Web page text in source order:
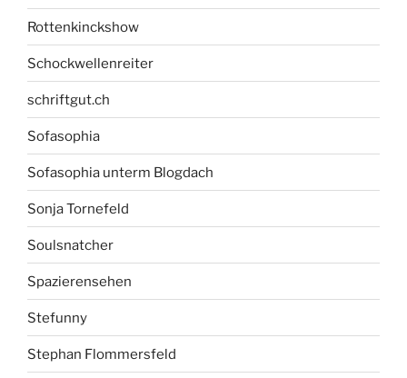
Rottenkinckshow
Schockwellenreiter
schriftgut.ch
Sofasophia
Sofasophia unterm Blogdach
Sonja Tornefeld
Soulsnatcher
Spazierensehen
Stefunny
Stephan Flommersfeld